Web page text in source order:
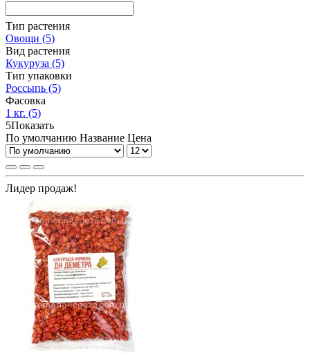
Тип растения
Овощи (5)
Вид растения
Кукуруза (5)
Тип упаковки
Россыпь (5)
Фасовка
1 кг. (5)
5Показать
По умолчанию Название Цена
Лидер продаж!